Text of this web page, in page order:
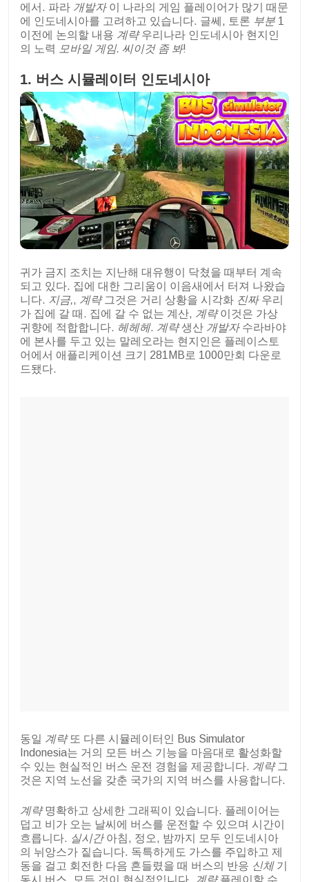
에서. 파라 개발자이 나라의 게임 플레이어가 많기 때문
에 인도네시아를 고려하고 있습니다. 글쎄, 토론 부분 1
이전에 논의할 내용 계략우리나라 인도네시아 현지인
의 노력 모바일 게임. 씨이것 좀 봐!
1. 버스 시뮬레이터 인도네시아
귀가 금지 조치는 지난해 대유행이 닥쳤을 때부터 계속
되고 있다. 집에 대한 그리움이 이음새에서 터져 나왔습
니다. 지금,, 계략그것은 거리 상황을 시각화 진짜우리
가 집에 갈 때. 집에 갈 수 없는 계산, 계략이것은 가상
귀향에 적합합니다. 헤헤헤. 계략생산 개발자수라바야
에 본사를 두고 있는 말레오라는 현지인은 플레이스토
어에서 애플리케이션 크기 281MB로 1000만회 다운로
드됐다.
동일 계략또 다른 시뮬레이터인 Bus Simulator
Indonesia는 거의 모든 버스 기능을 마음대로 활성화할
수 있는 현실적인 버스 운전 경험을 제공합니다. 계략그
것은 지역 노선을 갖춘 국가의 지역 버스를 사용합니다.
계략명확하고 상세한 그래픽이 있습니다. 플레이어는
덥고 비가 오는 날씨에 버스를 운전할 수 있으며 시간이
흐릅니다. 실시간아침, 정오, 밤까지 모두 인도네시아
의 뉘앙스가 짙습니다. 독특하게도 가스를 주입하고 제
동을 걸고 회전한 다음 흔들렸을 때 버스의 반응 신체기
동시 버스, 모든 것이 현실적입니다.
계략플레이할 수